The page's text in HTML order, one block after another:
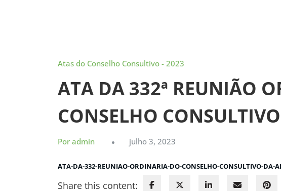
Atas do Conselho Consultivo - 2023
ATA DA 332ª REUNIÃO
CONSELHO
Por admin julho 3, 2023
ATA-DA-332-REUNIAO-ORDINARIA-DO-CONSELHO-CONSULTIVO-DA-
Share this content: